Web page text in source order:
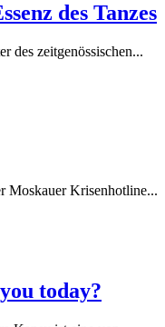
des Tanzes
des zeitgenössischen...
Moskauer Krisenhotline...
today?